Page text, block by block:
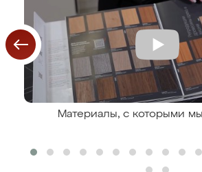
Материалы, с которыми